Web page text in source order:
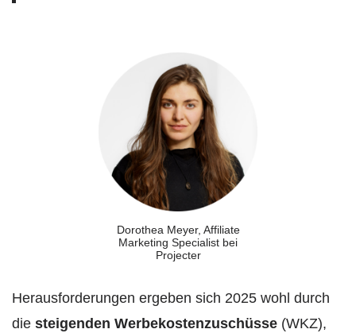
Dorothea Meyer, Affiliate
Marketing Specialist bei
Projecter
Herausforderungen ergeben sich 2025 wohl durch
die steigenden Werbekostenzuschüsse (WKZ),